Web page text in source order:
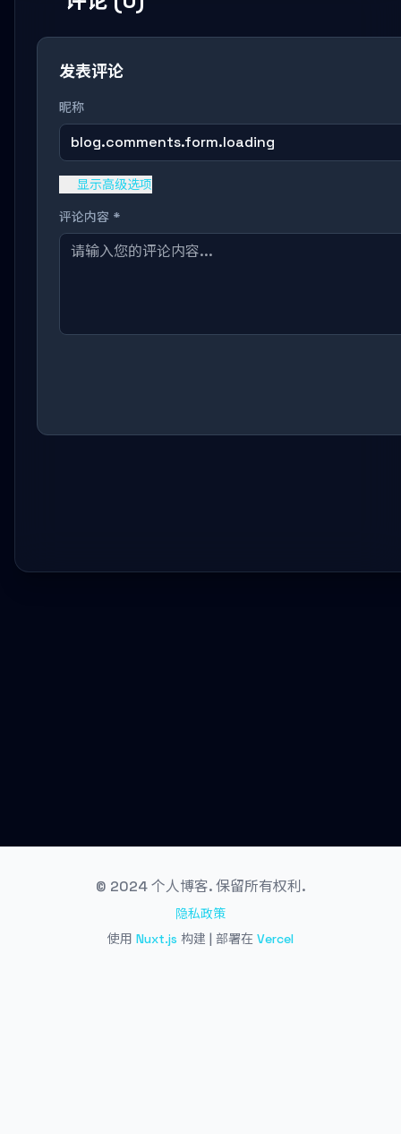
发表评论
昵称
blog.comments.form.loading
显示高级选项
评论内容 *
© 2024 个人博客. 保留所有权利.
隐私政策
使用 Nuxt.js 构建 | 部署在 Vercel